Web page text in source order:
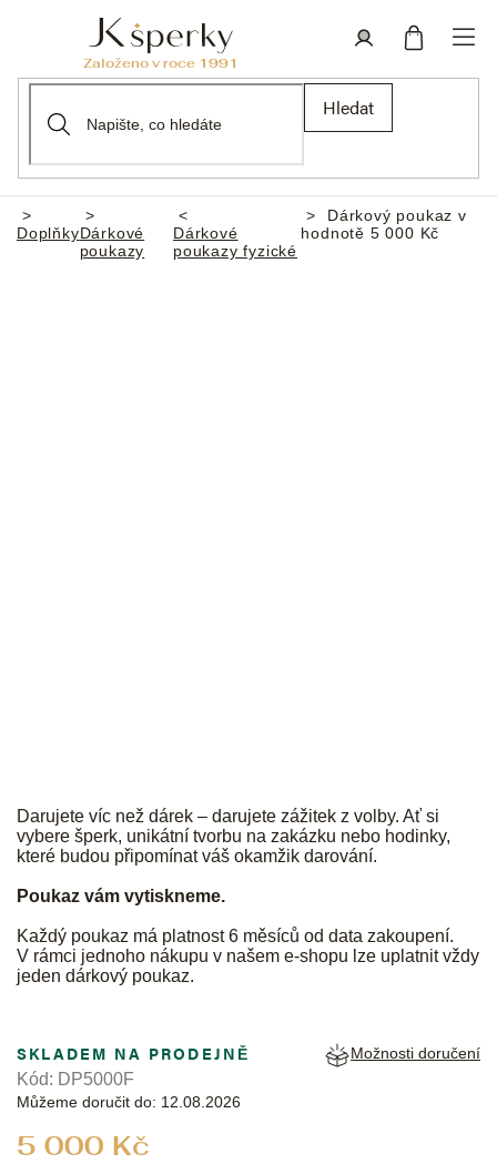
Hledat
Domů
DoplňkyDárkové
poukazy
Dárkové
poukazy fyzické
Dárkový poukaz v
hodnotě 5 000 Kč
Darujete víc než dárek – darujete zážitek z volby. Ať si
vybere šperk, unikátní tvorbu na zakázku nebo hodinky,
které budou připomínat váš okamžik darování.
Poukaz vám vytiskneme.
Každý poukaz má platnost 6 měsíců od data zakoupení.
V rámci jednoho nákupu v našem e-shopu lze uplatnit vždy
jeden dárkový poukaz.
5 000 Kč
SKLADEM NA PRODEJNĚ
Můžeme doručit do: 12.08.2026
Možnosti doručení
Kód: DP5000F